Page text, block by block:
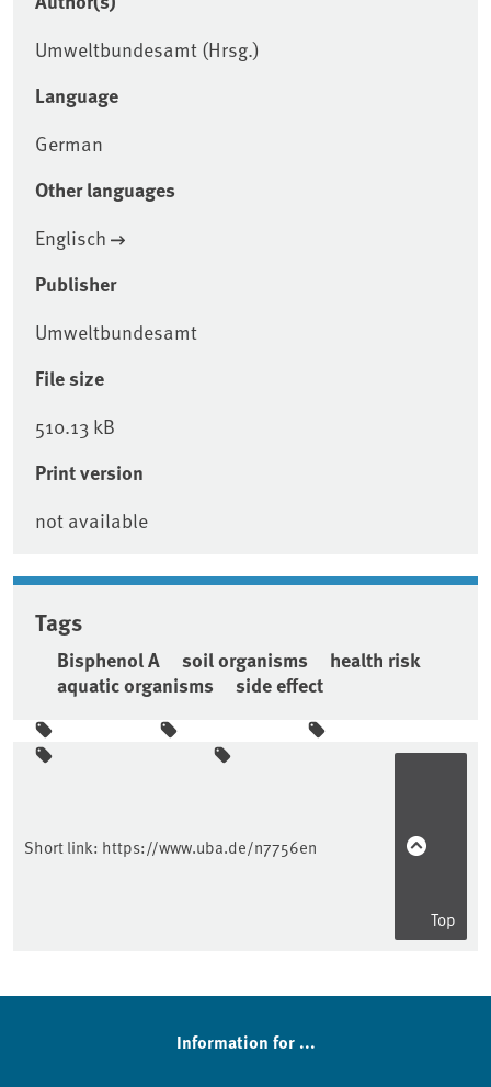
Umweltbundesamt (Hrsg.)
Language
German
Other languages
Englisch
Publisher
Umweltbundesamt
File size
510.13 kB
Print version
not available
Tags
Bisphenol A soil organisms
health risk
aquatic organisms
side effect
Sidebar
Short link: https://www.uba.de/n7756en
Top
Information for ...